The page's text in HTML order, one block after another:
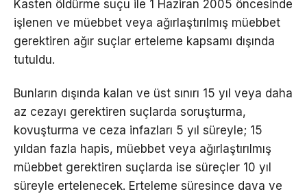
Kasten öldürme suçu ile 1 Haziran 2005 öncesinde
işlenen ve müebbet veya ağırlaştırılmış müebbet
gerektiren ağır suçlar erteleme kapsamı dışında
tutuldu.
Bunların dışında kalan ve üst sınırı 15 yıl veya daha
az cezayı gerektiren suçlarda soruşturma,
kovuşturma ve ceza infazları 5 yıl süreyle; 15
yıldan fazla hapis, müebbet veya ağırlaştırılmış
müebbet gerektiren suçlarda ise süreçler 10 yıl
süreyle ertelenecek. Erteleme süresince dava ve